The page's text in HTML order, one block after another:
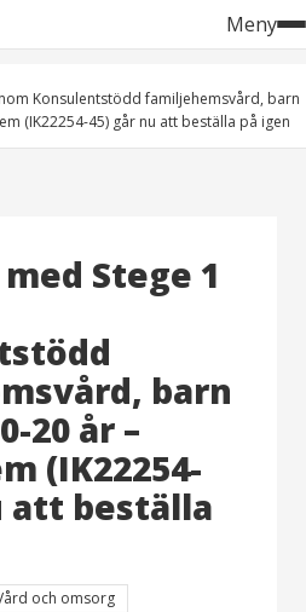
Meny
Konsulentstödd familjehemsvård, barn
(IK22254-45) går nu att beställa på igen
Stege 1
barn
20 år –
(IK22254-
att beställa
och omsorg